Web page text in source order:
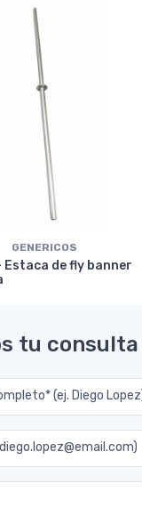
GENERICOS
Estaca de fly banner
tu consulta
(ej. Diego